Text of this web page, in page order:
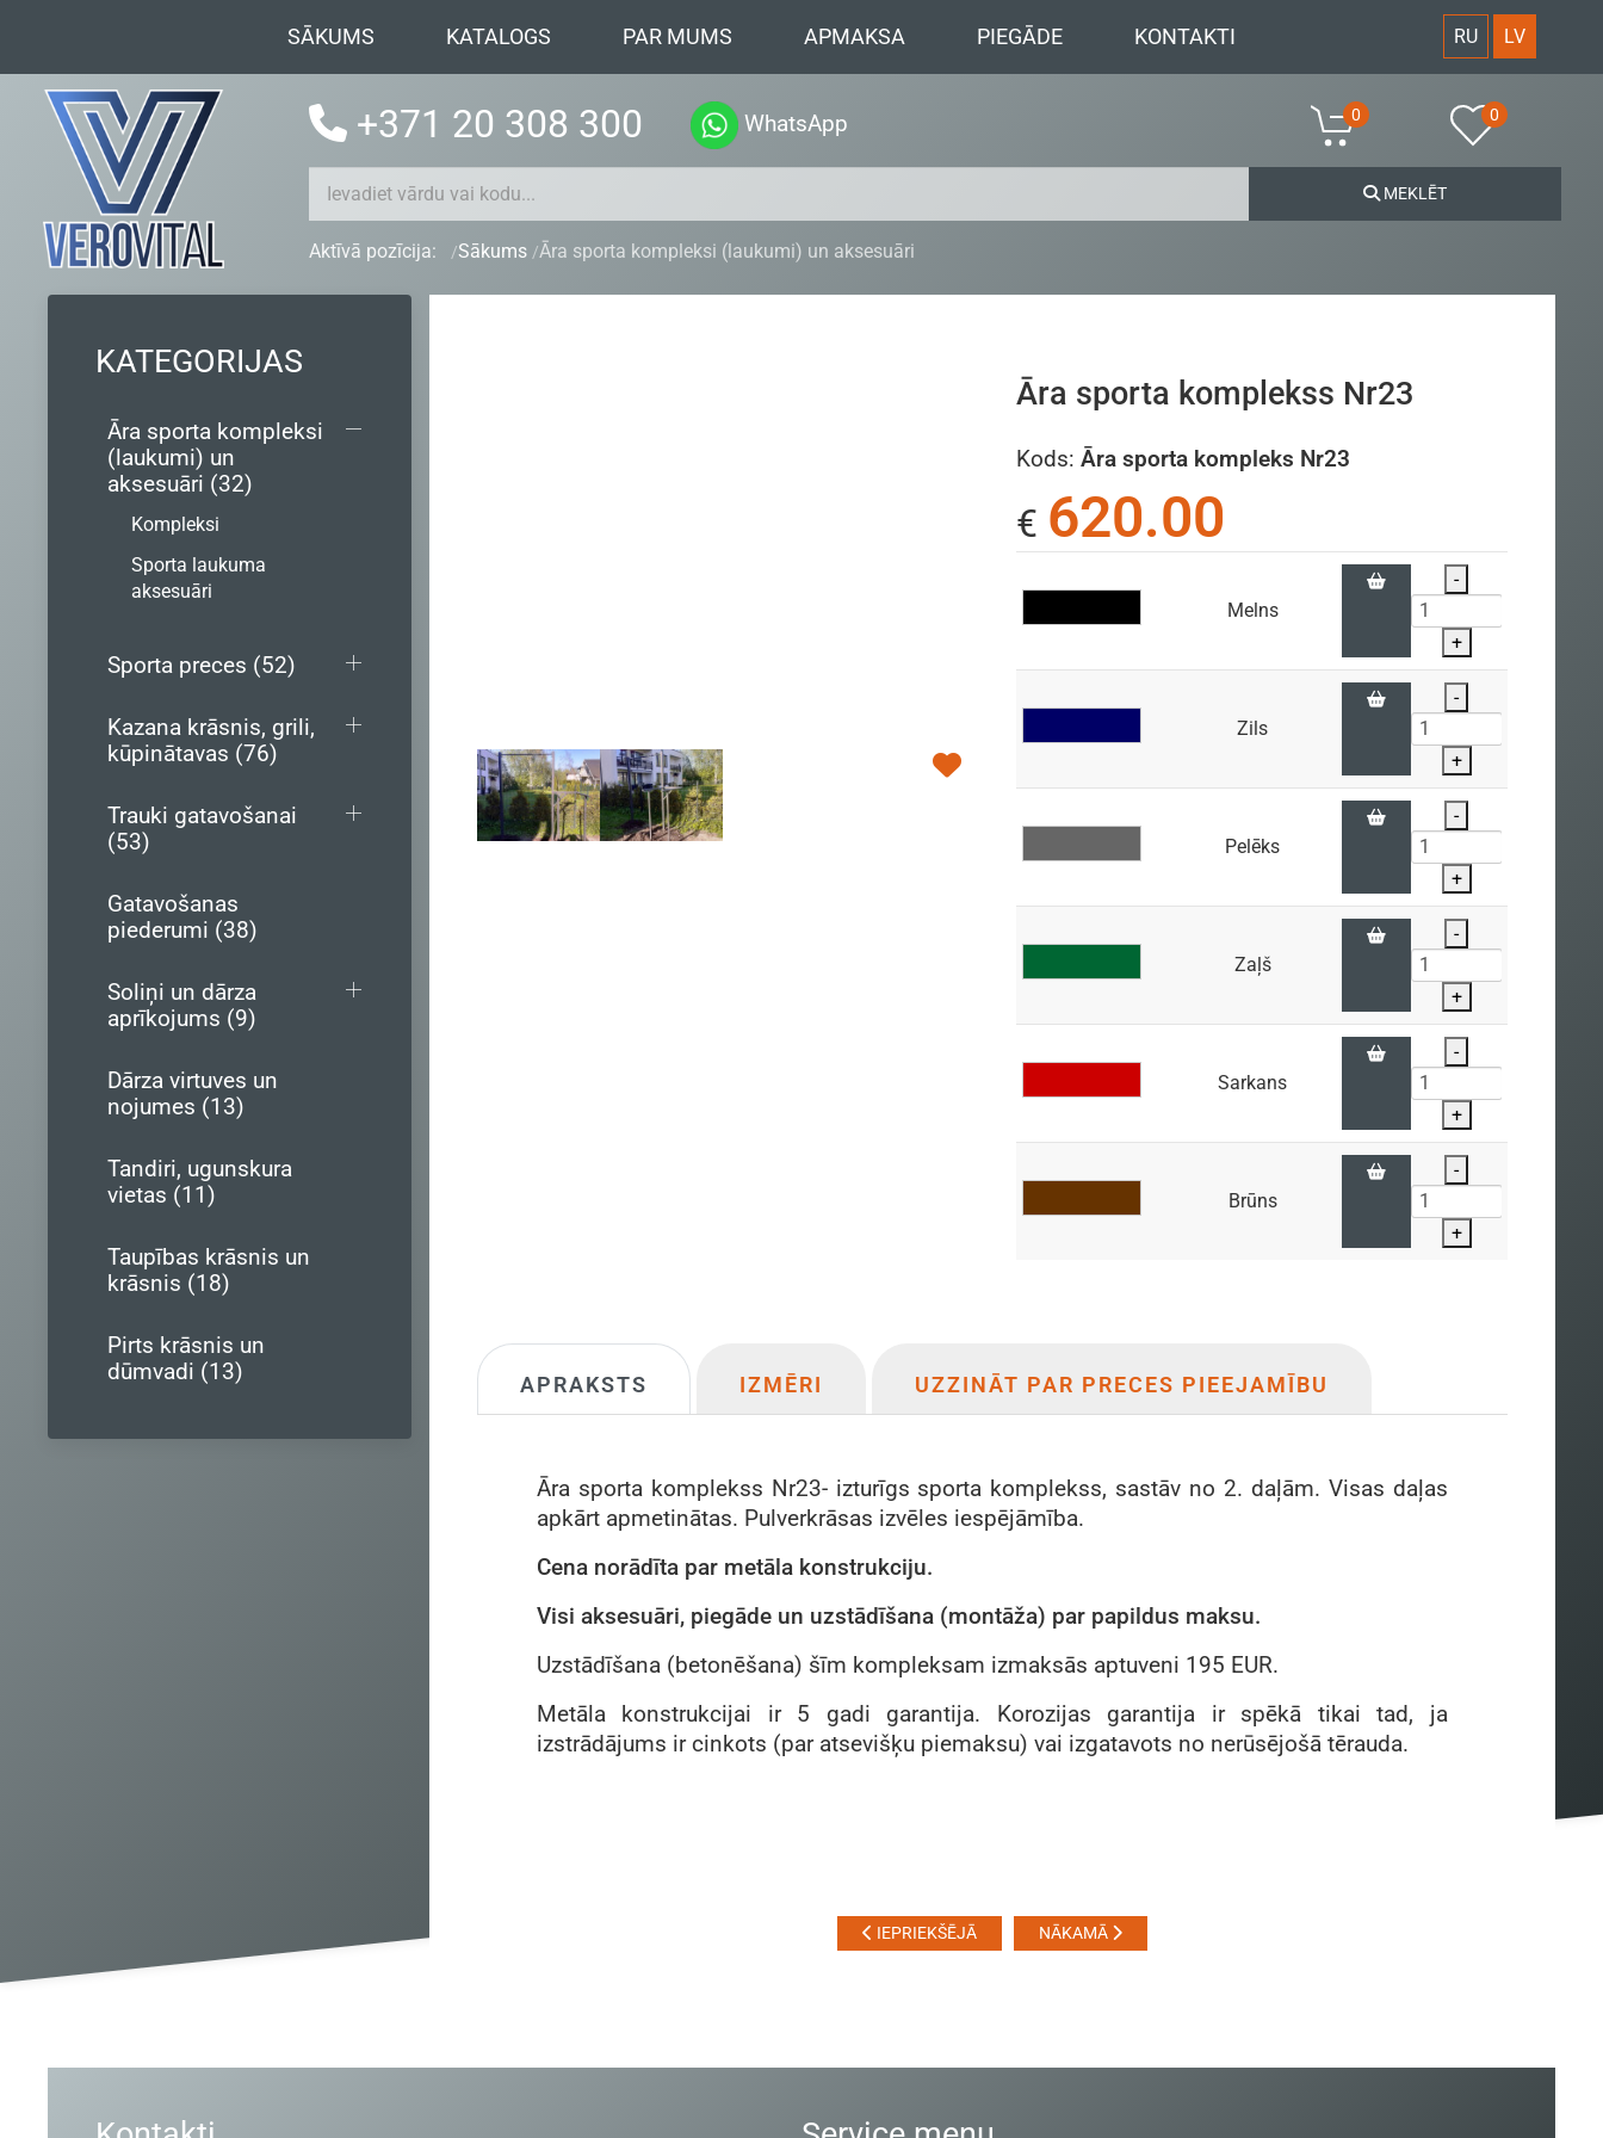
SĀKUMS KATALOGS PAR MUMS APMAKSA PIEGĀDE KONTAKTI RU LV
+371 20 308 300 WhatsApp 0 0
MEKLĒT
Aktīvā pozīcija: Sākums Āra sporta kompleksi (laukumi) un aksesuāri
KATEGORIJAS
Āra sporta kompleksi
(laukumi) un
aksesuāri (32)
Kompleksi
Sporta laukuma
aksesuāri
Sporta preces (52)
Kazana krāsnis, grili,
kūpinātavas (76)
Trauki gatavošanai
(53)
Gatavošanas
piederumi (38)
Soliņi un dārza
aprīkojums (9)
Dārza virtuves un
nojumes (13)
Tandiri, ugunskura
vietas (11)
Taupības krāsnis un
krāsnis (18)
Pirts krāsnis un
dūmvadi (13)
Āra sporta komplekss Nr23
Kods: Āra sporta kompleks Nr23
€ 620.00
Melns
-
+
Zils
-
+
Pelēks
-
+
Zaļš
-
+
Sarkans
-
+
Brūns
-
+
APRAKSTS IZMĒRI UZZINĀT PAR PRECES PIEEJAMĪBU
Āra sporta komplekss Nr23- izturīgs sporta komplekss, sastāv no 2. daļām. Visas daļas
apkārt apmetinātas. Pulverkrāsas izvēles iespējāmība.
Cena norādītapar metāla konstrukciju.
Visi aksesuāri, piegāde un uzstādīšana (montāža) par papildus maksu.
Uzstādīšana (betonēšana) šīm kompleksam izmaksās aptuveni 195 EUR.
Metāla konstrukcijai ir 5 gadi garantija. Korozijas garantija ir spēkā tikai tad, ja
izstrādājums ir cinkots (par atsevišķu piemaksu) vai izgatavots no nerūsējošā tērauda.
IEPRIEKŠĒJĀ NĀKAMĀ